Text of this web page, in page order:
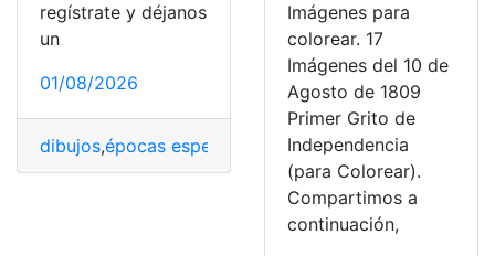
regístrate y déjanos
un
01/08/2026
dibujos,épocas especiales imprimir,Navidad,
Imágenes para
colorear. 17
Imágenes del 10 de
Agosto de 1809
Primer Grito de
Independencia
(para Colorear).
Compartimos a
continuación,